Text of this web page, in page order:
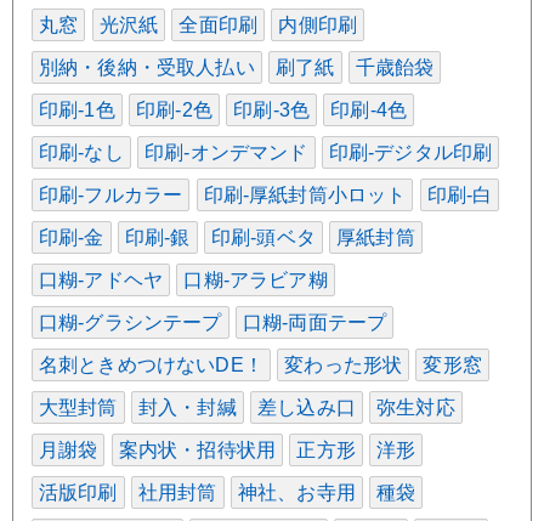
丸窓 光沢紙 全面印刷 内側印刷
別納・後納・受取人払い 刷了紙 千歳飴袋
印刷-1色 印刷-2色 印刷-3色 印刷-4色
印刷-なし 印刷-オンデマンド 印刷-デジタル印刷
印刷-フルカラー 印刷-厚紙封筒小ロット 印刷-白
印刷-金 印刷-銀 印刷-頭ベタ 厚紙封筒
口糊-アドヘヤ 口糊-アラビア糊
口糊-グラシンテープ 口糊-両面テープ
名刺ときめつけないDE！ 変わった形状 変形窓
大型封筒 封入・封緘 差し込み口 弥生対応
月謝袋 案内状・招待状用 正方形 洋形
活版印刷 社用封筒 神社、お寺用 種袋